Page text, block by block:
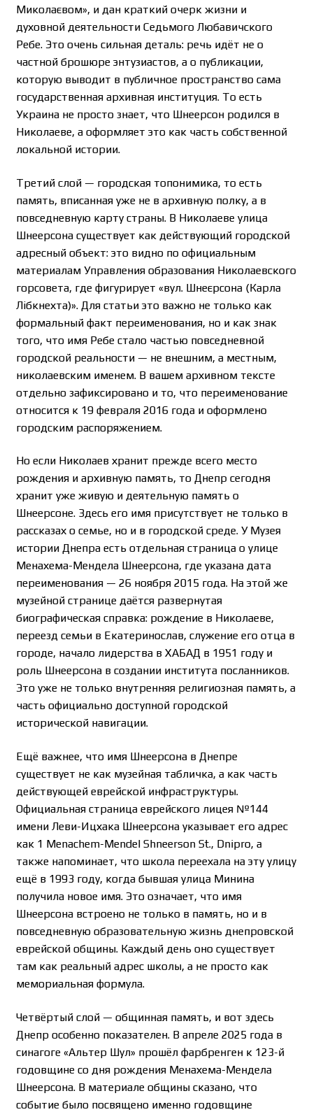
Миколаєвом», и дан краткий очерк жизни и
духовной деятельности Седьмого Любавичского
Ребе. Это очень сильная деталь: речь идёт не о
частной брошюре энтузиастов, а о публикации,
которую выводит в публичное пространство сама
государственная архивная институция. То есть
Украина не просто знает, что Шнеерсон родился в
Николаеве, а оформляет это как часть собственной
локальной истории.
Третий слой — городская топонимика, то есть
память, вписанная уже не в архивную полку, а в
повседневную карту страны. В Николаеве улица
Шнеерсона существует как действующий городской
адресный объект: это видно по официальным
материалам Управления образования Николаевского
горсовета, где фигурирует «вул. Шнеєрсона (Карла
Лібкнехта)». Для статьи это важно не только как
формальный факт переименования, но и как знак
того, что имя Ребе стало частью повседневной
городской реальности — не внешним, а местным,
николаевским именем. В вашем архивном тексте
отдельно зафиксировано и то, что переименование
относится к 19 февраля 2016 года и оформлено
городским распоряжением.
Но если Николаев хранит прежде всего место
рождения и архивную память, то Днепр сегодня
хранит уже живую и деятельную память о
Шнеерсоне. Здесь его имя присутствует не только в
рассказах о семье, но и в городской среде. У Музея
истории Днепра есть отдельная страница о улице
Менахема-Мендела Шнеерсона, где указана дата
переименования — 26 ноября 2015 года. На этой же
музейной странице даётся развернутая
биографическая справка: рождение в Николаеве,
переезд семьи в Екатеринослав, служение его отца в
городе, начало лидерства в ХАБАД в 1951 году и
роль Шнеерсона в создании института посланников.
Это уже не только внутренняя религиозная память, а
часть официально доступной городской
исторической навигации.
Ещё важнее, что имя Шнеерсона в Днепре
существует не как музейная табличка, а как часть
действующей еврейской инфраструктуры.
Официальная страница еврейского лицея №144
имени Леви-Ицхака Шнеерсона указывает его адрес
как 1 Menachem-Mendel Shneerson St., Dnipro, а
также напоминает, что школа переехала на эту улицу
ещё в 1993 году, когда бывшая улица Минина
получила новое имя. Это означает, что имя
Шнеерсона встроено не только в память, но и в
повседневную образовательную жизнь днепровской
еврейской общины. Каждый день оно существует
там как реальный адрес школы, а не просто как
мемориальная формула.
Четвёртый слой — общинная память, и вот здесь
Днепр особенно показателен. В апреле 2025 года в
синагоге «Альтер Шул» прошёл фарбренген к 123-й
годовщине со дня рождения Менахема-Мендела
Шнеерсона. В материале общины сказано, что
событие было посвящено именно годовщине